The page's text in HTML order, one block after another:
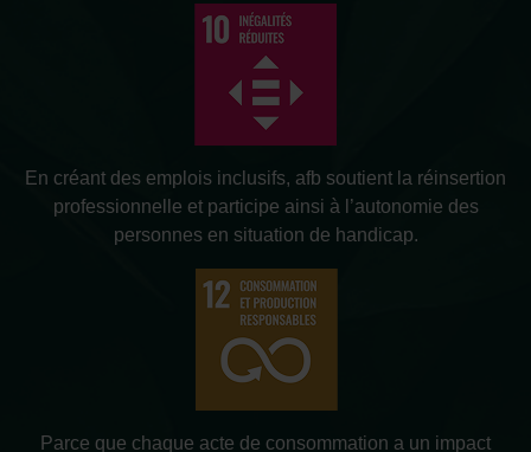
En créant des emplois inclusifs, afb soutient la réinsertion
professionnelle et participe ainsi à l’autonomie des
personnes en situation de handicap.
Parce que chaque acte de consommation a un impact